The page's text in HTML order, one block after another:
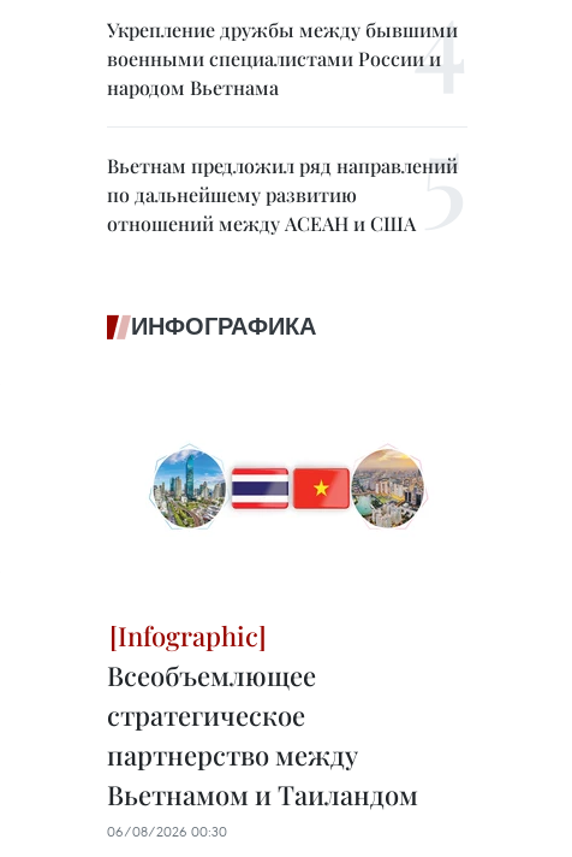
Укрепление дружбы между бывшими
военными специалистами России и
народом Вьетнама
Вьетнам предложил ряд направлений
по дальнейшему развитию
отношений между АСЕАН и США
ИНФОГРАФИКА
Всеобъемлющее
стратегическое
партнерство между
Вьетнамом и Таиландом
06/08/2026 00:30